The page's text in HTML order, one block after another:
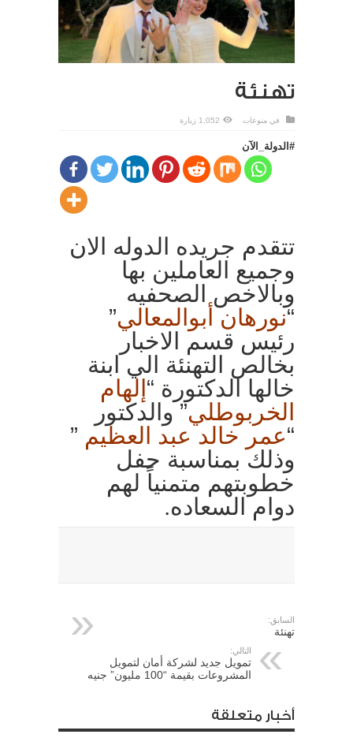
تهنئة
في منوعات 1,052 زيارة
#الدولة_الآن
تتقدم جريده الدوله الان
وجميع العاملين بها
وبالاخص الصحفيه
“نورهان أبوالمعالي”
رئيس قسم الاخبار
بخالص التهنئة الي ابنة
خالها الدكتورة “إلهام
الخربوطلي” والدكتور
“عمر خالد عبد العظيم ”
وذلك بمناسبة حفل
خطوبتهم متمنياً لهم
دوام السعاده.
السابق:
تهنئة
التالي:
تمويل جديد لشركة أمان لتمويل
المشروعات بقيمة “100 مليون” جنيه
أخبار متعلقة